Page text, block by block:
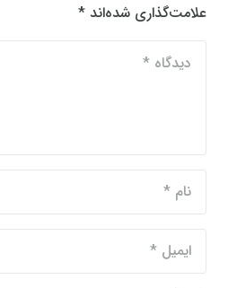
علامت‌گذاری شده‌اند *